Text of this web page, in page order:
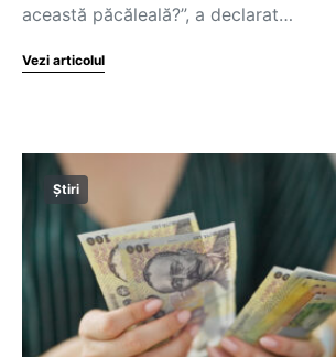
această păcăleală?”, a declarat…
Vezi articolul
Știri